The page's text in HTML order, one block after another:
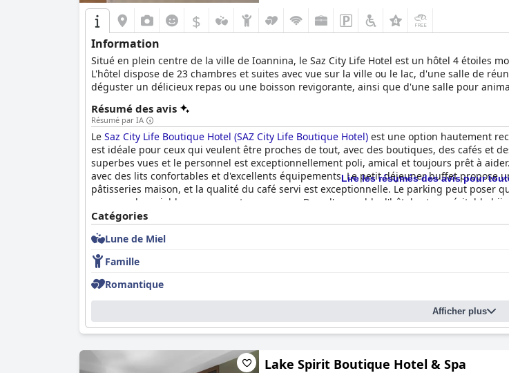
$
Information
Situé en plein centre de la ville de Ioannina, le Saz City Life Hotel est un hôtel 4 étoiles
L'hôtel dispose de 23 chambres et suites avec vue sur la ville ou le lac, d'une salle de
déguster un délicieux repas ou une boisson revigorante, ainsi que d'une salle pour
Résumé des avis
Résumé par IA
Le Saz City Life Boutique Hotel (SAZ City Life Boutique Hotel) est une option hautement
est idéale pour ceux qui veulent être proches de tout, avec des boutiques, des cafés et
superbes vues et le personnel est exceptionnellement poli, amical et toujours prêt à
avec des lits confortables et d'excellents équipements. Le petit déjeuner buffet propose
pâtisseries maison, et la qualité du café servi est exceptionnelle. Le parking peut poser
personnel serviable compensent ce manque. Dans l'ensemble, l'hôtel est un véritable
spacieuses.
Lire les résumés des avis pour
Catégories
Lune de Miel
Famille
Romantique
Afficher plus
Lake Spirit Boutique Hotel & Spa